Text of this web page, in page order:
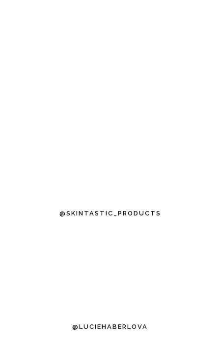
@SKINTASTIC_PRODUCTS
@LUCIEHABERLOVA